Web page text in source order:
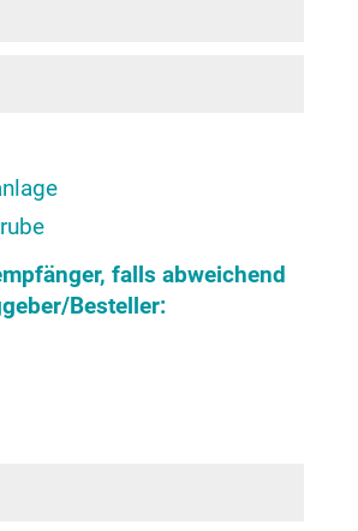
falls abweichend
Besteller: